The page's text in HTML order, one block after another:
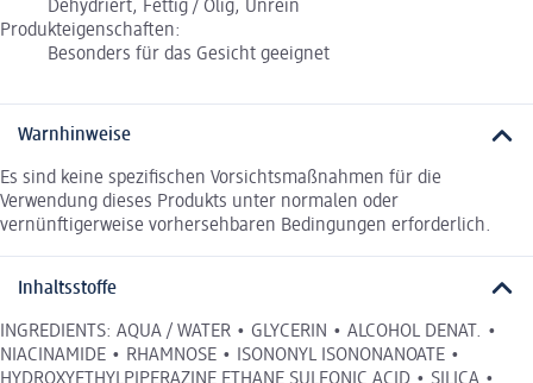
Dehydriert, Fettig / Ölig, Unrein
Produkteigenschaften:
Besonders für das Gesicht geeignet
Warnhinweise
Es sind keine spezifischen Vorsichtsmaßnahmen für die
Verwendung dieses Produkts unter normalen oder
vernünftigerweise vorhersehbaren Bedingungen erforderlich.
Inhaltsstoffe
INGREDIENTS: AQUA / WATER • GLYCERIN • ALCOHOL DENAT. •
NIACINAMIDE • RHAMNOSE • ISONONYL ISONONANOATE •